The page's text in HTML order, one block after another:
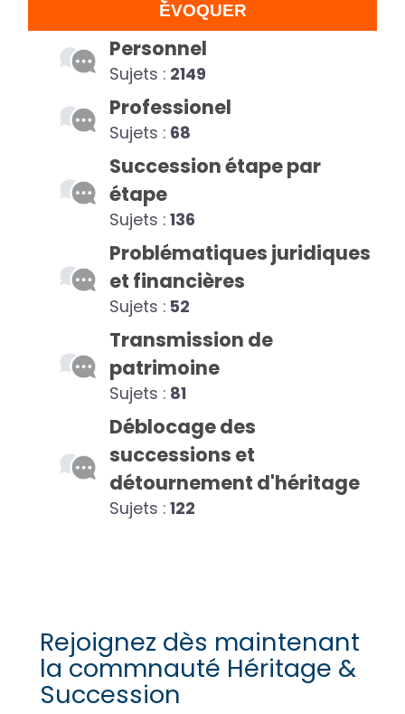
ÉVOQUER
Personnel
Sujets : 2149
Professionel
Sujets : 68
Succession étape par
étape
Sujets : 136
Problématiques juridiques
et financières
Sujets : 52
Transmission de
patrimoine
Sujets : 81
Déblocage des
successions et
détournement d'héritage
Sujets : 122
Rejoignez dès maintenant
la commnauté Héritage &
Succession